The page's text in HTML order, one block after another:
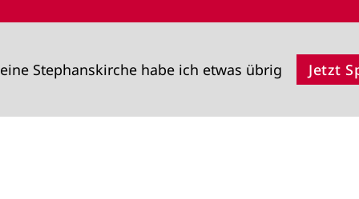
Stephanskirche habe ich etwas übrig Jetzt